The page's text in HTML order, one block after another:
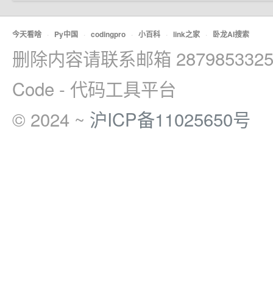
今天看啥 · Py中国 · codingpro · 小百科 · link之家 · 卧龙AI搜索
删除内容请联系邮箱
Code - 代码工具平台
© 2024 ~ 沪ICP备11025650号